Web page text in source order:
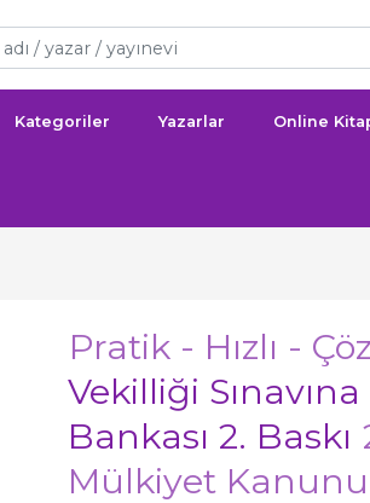
Kategoriler Yazarlar Online
Pratik - Hızlı -
Vekilliği
Bankası 2. Baskı
Mülkiyet